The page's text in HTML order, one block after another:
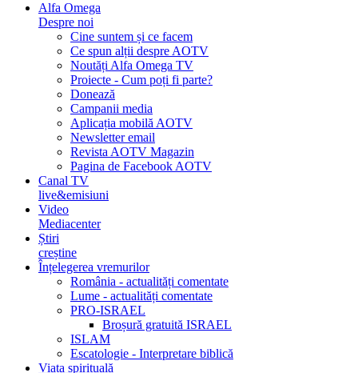
Alfa Omega
Despre noi
Cine suntem și ce facem
Ce spun alții despre AOTV
Noutăți Alfa Omega TV
Proiecte - Cum poți fi parte?
Donează
Campanii media
Aplicația mobilă AOTV
Newsletter email
Revista AOTV Magazin
Pagina de Facebook AOTV
Canal TV
live&emisiuni
Video
Mediacenter
Știri
creștine
Înțelegerea vremurilor
România - actualități comentate
Lume - actualități comentate
PRO-ISRAEL
Broșură gratuită ISRAEL
ISLAM
Escatologie - Interpretare biblică
Viața spirituală